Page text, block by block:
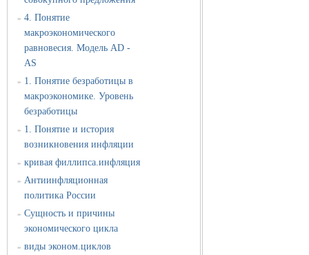
» 4. Понятие
макроэкономического
равновесия. Модель AD -
AS
» 1. Понятие безработицы в
макроэкономике. Уровень
безработицы
» 1. Понятие и история
возникновения инфляции
» кривая филлипса.инфляция
» Антиинфляционная
политика России
» Сущность и причины
экономического цикла
» виды эконом.циклов